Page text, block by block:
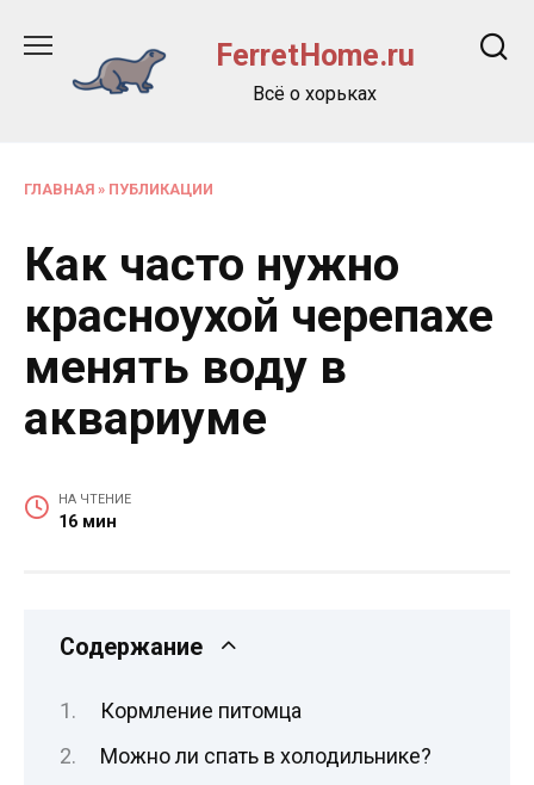
содержанию
FerretHome.ru
Всё о хорьках
ГЛАВНАЯ » ПУБЛИКАЦИИ
Как часто нужно
красноухой черепахе
менять воду в
аквариуме
НА ЧТЕНИЕ
16 мин
Содержание
Кормление питомца
Можно ли спать в холодильнике?